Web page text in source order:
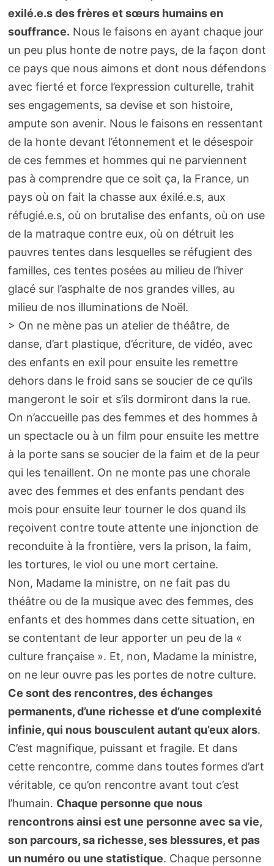
exilé.e.s des frères et sœurs humains en
souffrance. Nous le faisons en ayant chaque jour
un peu plus honte de notre pays, de la façon dont
ce pays que nous aimons et dont nous défendons
avec fierté et force l’expression culturelle, trahit
ses engagements, sa devise et son histoire,
ampute son avenir. Nous le faisons en ressentant
de la honte devant l’étonnement et le désespoir
de ces femmes et hommes qui ne parviennent
pas à comprendre que ce soit ça, la France, un
pays où on fait la chasse aux éxilé.e.s, aux
réfugié.e.s, où on brutalise des enfants, où on use
de la matraque contre eux, où on détruit les
pauvres tentes dans lesquelles se réfugient des
familles, ces tentes posées au milieu de l’hiver
glacé sur l’asphalte de nos grandes villes, au
milieu de nos illuminations de Noël.
> On ne mène pas un atelier de théâtre, de
danse, d’art plastique, d’écriture, de vidéo, avec
des enfants en exil pour ensuite les remettre
dehors dans le froid sans se soucier de ce qu’ils
mangeront le soir et s’ils dormiront dans la rue.
On n’accueille pas des femmes et des hommes à
un spectacle ou à un film pour ensuite les mettre
à la porte sans se soucier de la faim et de la peur
qui les tenaillent. On ne monte pas une chorale
avec des femmes et des enfants pendant des
mois pour ensuite leur tourner le dos quand ils
reçoivent contre toute attente une injonction de
reconduite à la frontière, vers la prison, la faim,
les tortures, le viol ou une mort certaine.
Non, Madame la ministre, on ne fait pas du
théâtre ou de la musique avec des femmes, des
enfants et des hommes dans cette situation, en
se contentant de leur apporter un peu de la «
culture française ». Et, non, Madame la ministre,
on ne leur ouvre pas les portes de notre culture.
Ce sont des rencontres, des échanges
permanents, d’une richesse et d’une complexité
infinie, qui nous bousculent autant qu’eux alors.
C’est magnifique, puissant et fragile. Et dans
cette rencontre, comme dans toutes formes d’art
véritable, ce qu’on rencontre avant tout c’est
l’humain. Chaque personne que nous
rencontrons ainsi est une personne avec sa vie,
son parcours, sa richesse, ses blessures, et pas
un numéro ou une statistique. Chaque personne